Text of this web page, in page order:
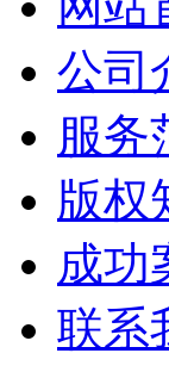
公司
服务
版权
成功
联系